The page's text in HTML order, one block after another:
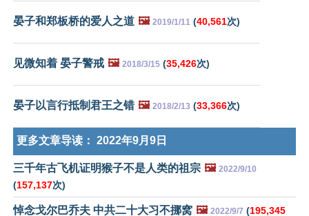
晏子和郑板桥的爱人之道 🖼️ 2019/1/11 (40,561次)
见微知着 晏子警戒 🖼️ 2018/3/15 (35,426次)
晏子以言行抵制君王之错 🖼️ 2018/2/13 (33,366次)
更多文章导读： 2022年9月9日
三千年古飞机证明猴子不是人类的祖宗 🖼️ 2022/9/10
(157,137次)
悼念戈尔巴乔夫 中共二十大习不挪窝 🖼️ 2022/9/7 (195,345